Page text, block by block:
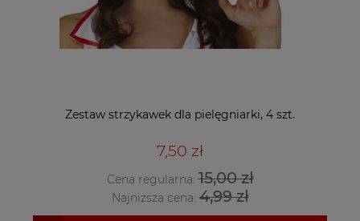
Zestaw strzykawek dla pielęgniarki, 4 szt.
7,50 zł
Cena regularna:15,00 zł
Najniższa cena:4,99 zł